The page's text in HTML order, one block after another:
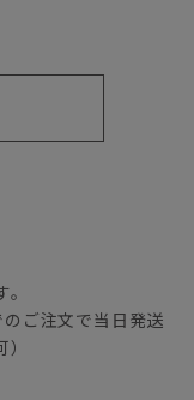
ご注文で当日発送